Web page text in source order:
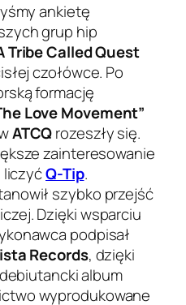
ankietę
grup hip
Tribe Called Quest
czołówce. Po
formację
Love Movement”
ATCQrozeszły się.
zainteresowanie
liczyćQ-Tip.
szybko przejść
Dzięki wsparciu
podpisał
Records, dzięki
album
wyprodukowane